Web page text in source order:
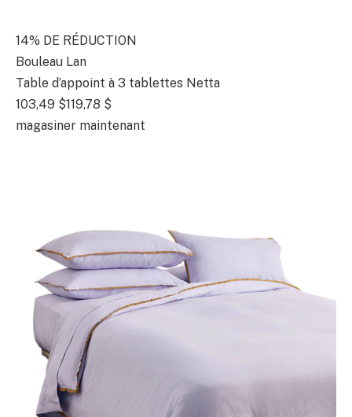
14% DE RÉDUCTION
Bouleau Lan
Table d’appoint à 3 tablettes Netta
103,49 $119,78 $
magasiner maintenant